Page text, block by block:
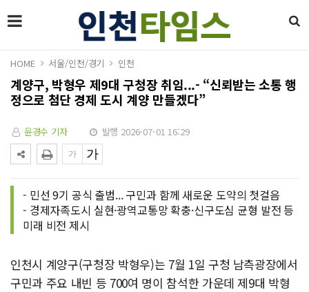
HOME 서울/인천/경기 인천
계양구, 박형우 제9대 구청장 취임...- “신뢰받는 소통 행
정으로 첨단 경제 도시 계양 만들겠다”
윤경수 기자 발행 2026-07-01 16:29
- 민선 9기 공식 출범... 구민과 함께 새로운 도약의 첫걸음
- 경제자족도시 실현·광역교통망 확충·신구도심 균형 발전 등
미래 비전 제시
인천시 계양구(구청장 박형우)는 7월 1일 구청 남측광장에서
구민과 주요 내빈 등 700여 명이 참석한 가운데 제9대 박형